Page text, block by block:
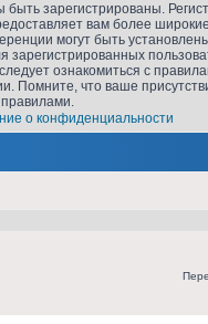
зарегистрированы.
вам более
могут быть
зарегистрированных
ознакомиться с
Помните, что ваше
правилами.
о конфиденциальности